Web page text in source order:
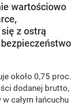
wartościowo
z ostrą
około 0,75 proc.
dodanej brutto,
całym łańcuchu